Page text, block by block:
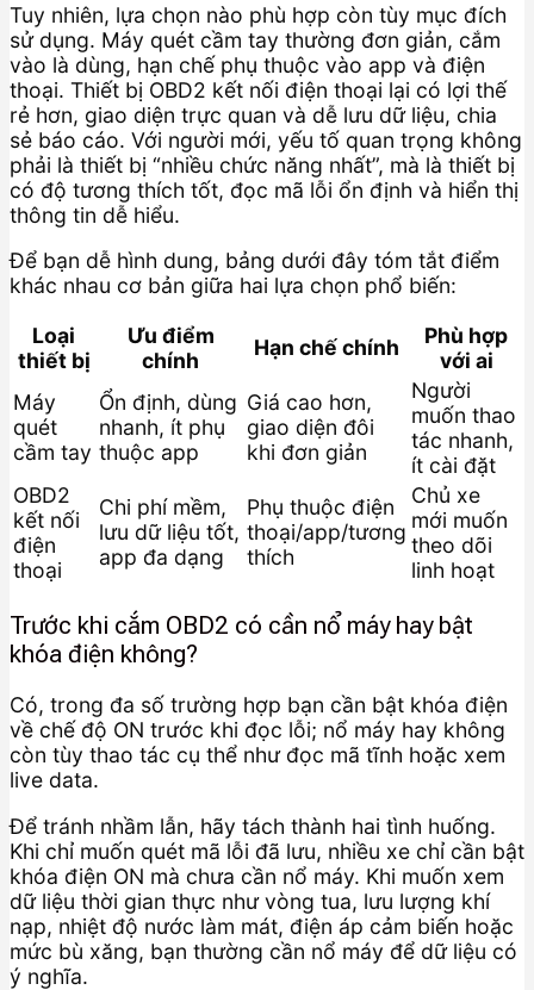
Tuy nhiên, lựa chọn nào phù hợp còn tùy mục đích
sử dụng. Máy quét cầm tay thường đơn giản, cắm
vào là dùng, hạn chế phụ thuộc vào app và điện
thoại. Thiết bị OBD2 kết nối điện thoại lại có lợi thế
rẻ hơn, giao diện trực quan và dễ lưu dữ liệu, chia
sẻ báo cáo. Với người mới, yếu tố quan trọng không
phải là thiết bị “nhiều chức năng nhất”, mà là thiết bị
có độ tương thích tốt, đọc mã lỗi ổn định và hiển thị
thông tin dễ hiểu.
Để bạn dễ hình dung, bảng dưới đây tóm tắt điểm
khác nhau cơ bản giữa hai lựa chọn phổ biến:
Loại
thiết bị
Ưu điểm
chính
Hạn chế chính
Phù hợp
với ai
Máy
quét
cầm tay
Ổn định, dùng
nhanh, ít phụ
thuộc app
Giá cao hơn,
giao diện đôi
khi đơn giản
Người
muốn thao
tác nhanh,
ít cài đặt
OBD2
kết nối
điện
thoại
Chi phí mềm,
lưu dữ liệu tốt,
app đa dạng
Phụ thuộc điện
thoại/app/tương
thích
Chủ xe
mới muốn
theo dõi
linh hoạt
Trước khi cắm OBD2 có cần nổ máy hay bật
khóa điện không?
Có, trong đa số trường hợp bạn cần bật khóa điện
về chế độ ON trước khi đọc lỗi; nổ máy hay không
còn tùy thao tác cụ thể như đọc mã tĩnh hoặc xem
live data.
Để tránh nhầm lẫn, hãy tách thành hai tình huống.
Khi chỉ muốn quét mã lỗi đã lưu, nhiều xe chỉ cần bật
khóa điện ON mà chưa cần nổ máy. Khi muốn xem
dữ liệu thời gian thực như vòng tua, lưu lượng khí
nạp, nhiệt độ nước làm mát, điện áp cảm biến hoặc
mức bù xăng, bạn thường cần nổ máy để dữ liệu có
ý nghĩa.